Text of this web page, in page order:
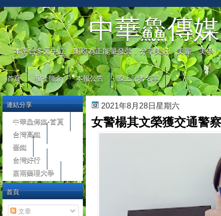
中華鱻傳媒
本平台多元中立，期盼為正能量發聲，分享美好、美麗、美學
首頁 報社簡介 本報公告 線上記者名單
2021年8月28日星期六
女警楊其文榮獲交通警
連結分享
中華鱻傳媒-首頁
台灣高鐵
臺鐵
台灣好行
嘉南藥理大學
首頁
文章